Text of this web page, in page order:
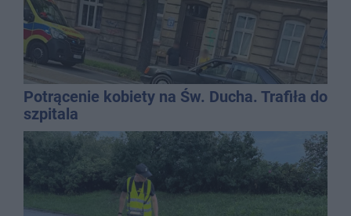
Potrącenie kobiety na Św. Ducha. Trafiła do
szpitala